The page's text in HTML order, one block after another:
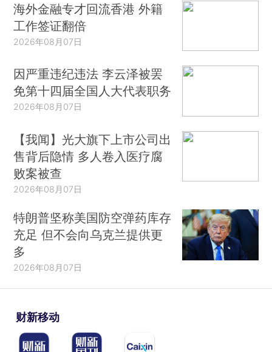
海外金融专才回流香港 外籍
工作签证翻倍
2026年08月07日
因严重违纪违法 李云泽被罢
免第十四届全国人大代表职务
2026年08月07日
【我闻】光大旗下上市公司出
售背后隐情 多人卷入医疗腐
败案被查
2026年08月07日
特朗普坚称美国防空弹药库存
充足 但不会向乌克兰提供更
多
2026年08月07日
财新移动